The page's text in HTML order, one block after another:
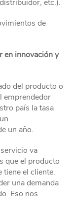
etc.).
de
en innovación y
del producto o
emprendedor
país la tasa
un año.
va
que el producto
tiene el cliente.
una demanda
Eso nos